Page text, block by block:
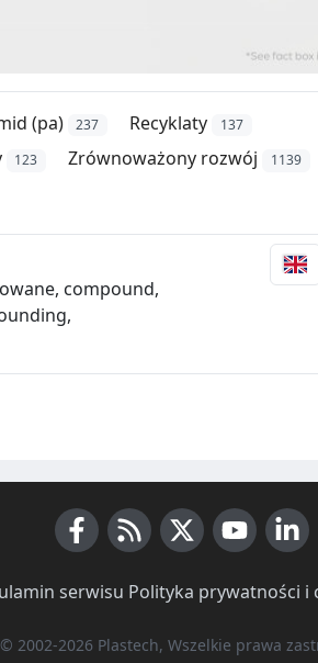
(pa) 237 Recyklaty 137
123 Zrównoważony rozwój 1139
compound,
serwisu Polityka prywatności i
© 2002-2026 Plastech, Wszelkie prawa